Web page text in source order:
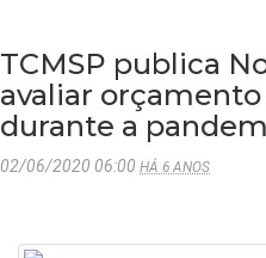
TCMSP publica
avaliar orçamento
durante a
02/06/2020 06:00 HÁ 6 ANOS